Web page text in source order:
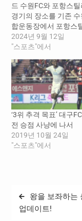
드 수원FC와 포항스틸
경기의 장소를 기존 수
합운동장에서 포항스
로 변경한다고 알렸다.
는 10월 6일 수원종합
정조대왕 능행차 공동
현’ 행사로 인해 경기
이 불가하기 때문이다
수원FC는 상대 팀 포
의를 얻어 연맹에 경기
경을 요청했고, 연맹
승인했다. 이에 따라 K
33라운드 수원FC와 포
기는 10월 6일(일) 오후
2024년 9월 12일
"스포츠"에서
‘3위 추격 목표’ 대구
전 승점 사냥에 나서
2019년 10월 24일
"스포츠"에서
글
탐
왕을 보좌하는
업데이트!